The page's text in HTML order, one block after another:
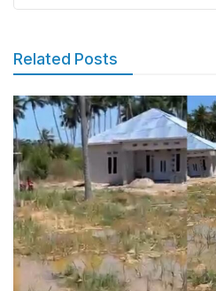
Related Posts